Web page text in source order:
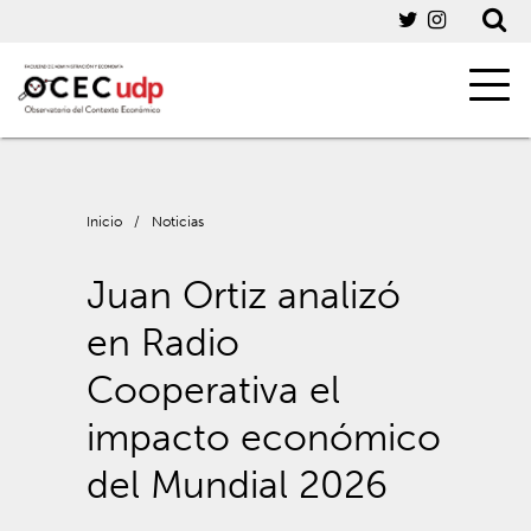
Inicio / Noticias
Juan Ortiz analizó
en Radio
Cooperativa el
impacto económico
del Mundial 2026